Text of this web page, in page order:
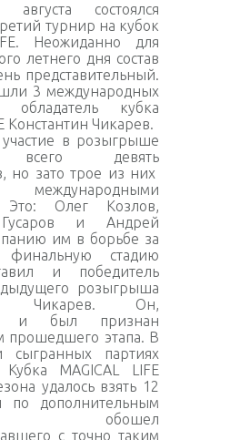
состоялся
турнир на кубок
Неожиданно для
летнего дня состав
представительный.
3 международных
кубка
Константин Чикарев.
участие в розыгрыше
всего девять
но зато трое из них
международными
Это: Олег Козлов,
и Андрей
им в борьбе за
финальную стадию
и победитель
розыгрыша
Чикарев. Он,
и был признан
прошедшего этапа. В
сыгранных партиях
Кубка MAGICAL LIFE
удалось взять 12
дополнительным
обошел
с точно таким